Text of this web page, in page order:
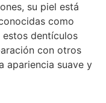
su piel está
como
dentículos
con otros
apariencia suave y